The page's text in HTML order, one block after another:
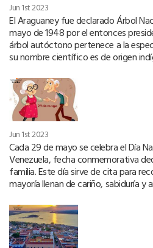
Jun 1st 2023
El Araguaney fue declarado Árbol
mayo de 1948 por el entonces
árbol autóctono pertenece a la
su nombre científico es de origen
Jun 1st 2023
Cada 29 de mayo se celebra el Día
Venezuela, fecha conmemorativa
familia. Este día sirve de cita para
mayoría llenan de cariño, sabiduría y